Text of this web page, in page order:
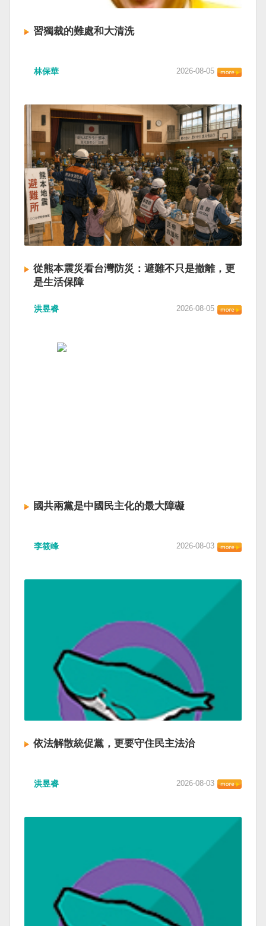
習獨裁的難處和大清洗
林保華 2026-08-05
從熊本震災看台灣防災：避難不只是撤離，更
是生活保障
洪昱睿 2026-08-05
國共兩黨是中國民主化的最大障礙
李筱峰 2026-08-03
依法解散統促黨，更要守住民主法治
洪昱睿 2026-08-03